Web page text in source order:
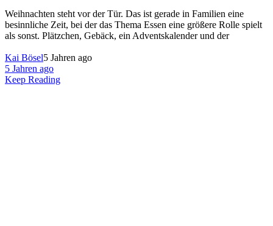
Weihnachten steht vor der Tür. Das ist gerade in Familien eine
besinnliche Zeit, bei der das Thema Essen eine größere Rolle spielt
als sonst. Plätzchen, Gebäck, ein Adventskalender und der
Kai Bösel5 Jahren ago
5 Jahren ago
Keep Reading